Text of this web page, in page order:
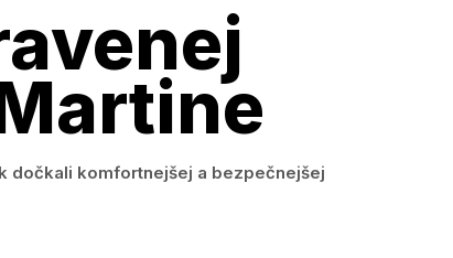
dočkali komfortnejšej a bezpečnejšej